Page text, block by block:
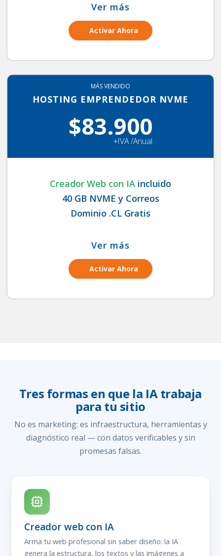
Ver más
Activar Ahora
MÁS VENDIDO
HOSTING EMPRENDEDOR NVME
$83.900
+IVA /Anual
Creador Web con IA incluido
40 GB NVME y Correos
Dominio .CL Gratis
Ver más
Activar Ahora
Tres formas en que la IA trabaja
para tu sitio
No es marketing: es infraestructura, herramientas y
diagnóstico real — con datos verificables y sin
promesas falsas.
Creador web con IA
Arma tu web profesional sin saber diseño: la IA
genera la estructura, los textos y las imágenes a